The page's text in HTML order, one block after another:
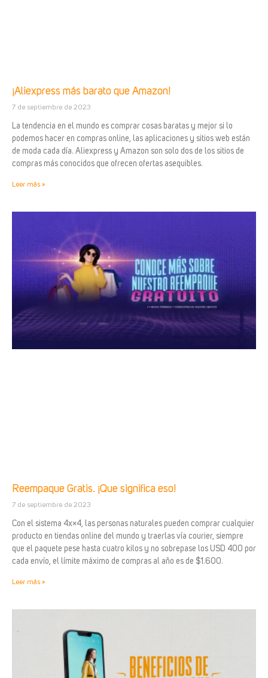
¡Aliexpress más barato que Amazon!
7 de septiembre de 2023
La tendencia en el mundo es comprar cosas baratas y mejor si lo
podemos hacer en compras online, las aplicaciones y sitios web están
de moda cada día. Aliexpress y Amazon son solo dos de los sitios de
compras más conocidos que ofrecen ofertas asequibles.
Leer más »
Reempaque Gratis. ¡Que significa eso!
7 de septiembre de 2023
Con el sistema 4x×4, las personas naturales pueden comprar cualquier
producto en tiendas online del mundo y traerlas vía courier, siempre
que el paquete pese hasta cuatro kilos y no sobrepase los USD 400 por
cada envío, el límite máximo de compras al año es de $1.600.
Leer más »